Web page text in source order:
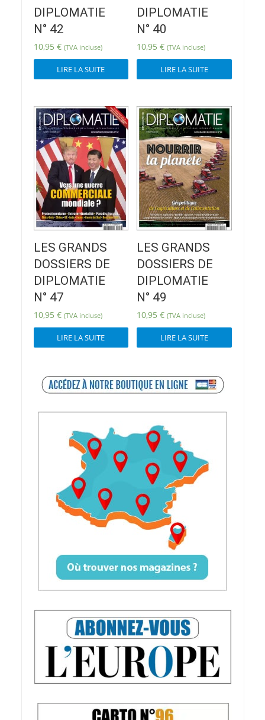
DIPLOMATIE
N° 42
10,95 € (TVA incluse)
LIRE LA SUITE
DIPLOMATIE
N° 40
10,95 € (TVA incluse)
LIRE LA SUITE
LES GRANDS
DOSSIERS DE
DIPLOMATIE
N° 47
10,95 € (TVA incluse)
LIRE LA SUITE
LES GRANDS
DOSSIERS DE
DIPLOMATIE
N° 49
10,95 € (TVA incluse)
LIRE LA SUITE